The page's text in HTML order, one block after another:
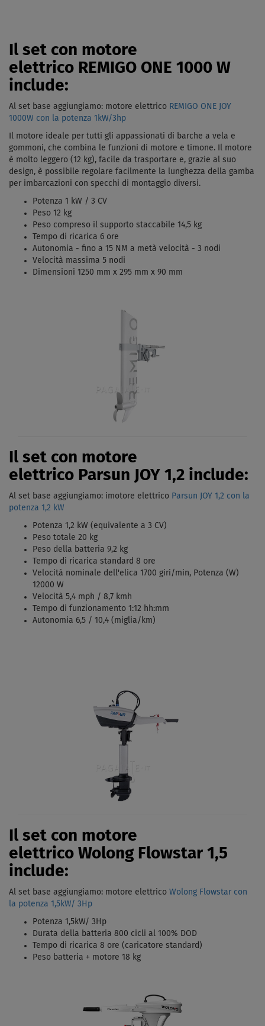
Il set con motore
elettrico REMIGO ONE 1000 W
include:
Al set base aggiungiamo: motore elettrico REMIGO ONE JOY
1000W con la potenza 1kW/3hp
Il motore ideale per tutti gli appassionati di barche a vela e
gommoni, che combina le funzioni di motore e timone. Il motore
è molto leggero (12 kg), facile da trasportare e, grazie al suo
design, è possibile regolare facilmente la lunghezza della gamba
per imbarcazioni con specchi di montaggio diversi.
Potenza 1 kW / 3 CV
Peso 12 kg
Peso compreso il supporto staccabile 14,5 kg
Tempo di ricarica 6 ore
Autonomia - fino a 15 NM a metà velocità - 3 nodi
Velocità massima 5 nodi
Dimensioni 1250 mm x 295 mm x 90 mm
Il set con motore
elettrico Parsun JOY 1,2 include:
Al set base aggiungiamo: imotore elettrico Parsun JOY 1,2 con la
potenza 1,2 kW
Potenza 1,2 kW (equivalente a 3 CV)
Peso totale 20 kg
Peso della batteria 9,2 kg
Tempo di ricarica standard 8 ore
Velocità nominale dell'elica 1700 giri/min, Potenza (W)
12000 W
Velocità 5,4 mph / 8,7 kmh
Tempo di funzionamento 1:12 hh:mm
Autonomia 6,5 / 10,4 (miglia/km)
Il set con motore
elettrico Wolong Flowstar 1,5
include:
Al set base aggiungiamo: motore elettrico Wolong Flowstar con
la potenza 1,5kW/ 3Hp
Potenza 1,5kW/ 3Hp
Durata della batteria 800 cicli al 100% DOD
Tempo di ricarica 8 ore (caricatore standard)
Peso batteria + motore 18 kg